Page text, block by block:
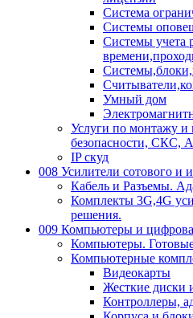
Система
Системы
Системы учета
Умный дом
Услуги по монтажу и
безопасности, СКС,
IP скуд
008 Усилители сотового и
Кабель и Разъемы.
Комплекты 3G,4G
решения.
009 Компьютеры и
Компьютеры.
Компьютерные
Видеокарты
Жесткие диски
Контроллеры,